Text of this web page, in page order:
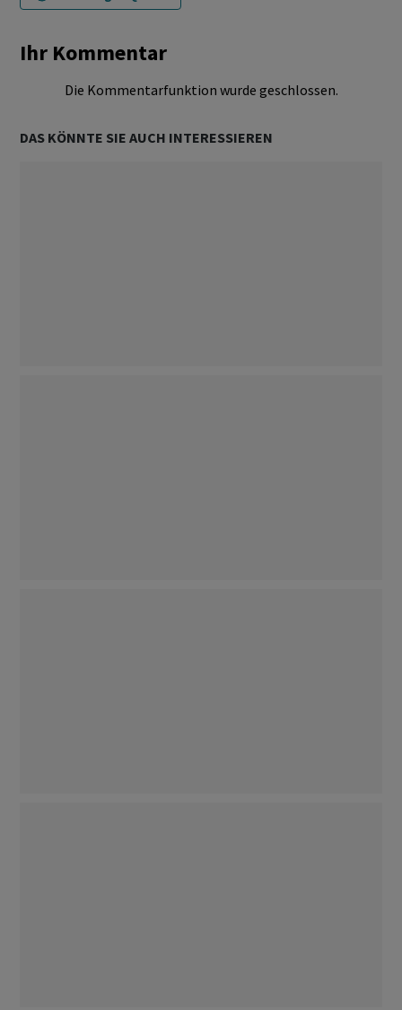
Ihr Kommentar
Die Kommentarfunktion wurde geschlossen.
DAS KÖNNTE SIE AUCH INTERESSIEREN